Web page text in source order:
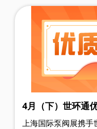
4月（下）世环通
萃
上海国际泵阀展携手